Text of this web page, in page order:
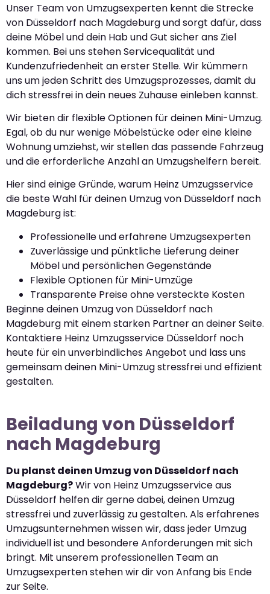
Unser Team von Umzugsexperten kennt die Strecke
von Düsseldorf nach Magdeburg und sorgt dafür, dass
deine Möbel und dein Hab und Gut sicher ans Ziel
kommen. Bei uns stehen Servicequalität und
Kundenzufriedenheit an erster Stelle. Wir kümmern
uns um jeden Schritt des Umzugsprozesses, damit du
dich stressfrei in dein neues Zuhause einleben kannst.
Wir bieten dir flexible Optionen für deinen Mini-Umzug.
Egal, ob du nur wenige Möbelstücke oder eine kleine
Wohnung umziehst, wir stellen das passende Fahrzeug
und die erforderliche Anzahl an Umzugshelfern bereit.
Hier sind einige Gründe, warum Heinz Umzugsservice
die beste Wahl für deinen Umzug von Düsseldorf nach
Magdeburg ist:
Professionelle und erfahrene Umzugsexperten
Zuverlässige und pünktliche Lieferung deiner
Möbel und persönlichen Gegenstände
Flexible Optionen für Mini-Umzüge
Transparente Preise ohne versteckte Kosten
Beginne deinen Umzug von Düsseldorf nach
Magdeburg mit einem starken Partner an deiner Seite.
Kontaktiere Heinz Umzugsservice Düsseldorf noch
heute für ein unverbindliches Angebot und lass uns
gemeinsam deinen Mini-Umzug stressfrei und effizient
gestalten.
Beiladung von Düsseldorf
nach Magdeburg
Du planst deinen Umzug von Düsseldorf nach
Magdeburg?Wir von Heinz Umzugsservice aus
Düsseldorf helfen dir gerne dabei, deinen Umzug
stressfrei und zuverlässig zu gestalten. Als erfahrenes
Umzugsunternehmen wissen wir, dass jeder Umzug
individuell ist und besondere Anforderungen mit sich
bringt. Mit unserem professionellen Team an
Umzugsexperten stehen wir dir von Anfang bis Ende
zur Seite.